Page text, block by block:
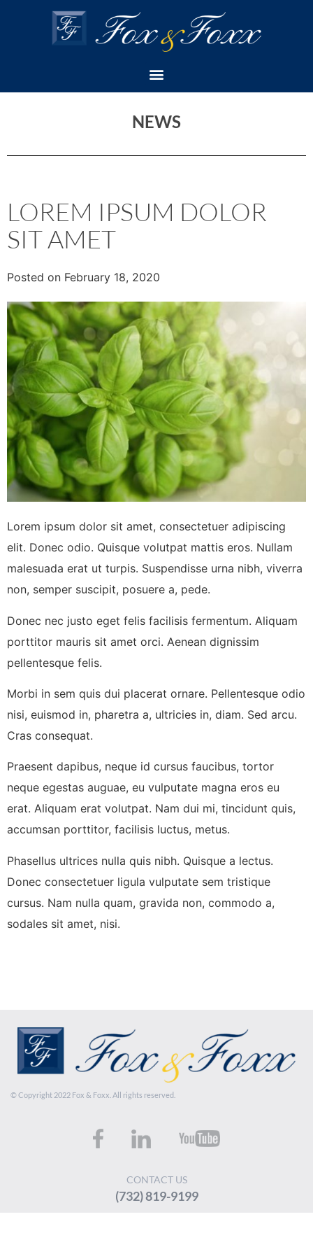
NEWS
LOREM IPSUM DOLOR
SIT AMET
Posted on February 18, 2020
Lorem ipsum dolor sit amet, consectetuer adipiscing
elit. Donec odio. Quisque volutpat mattis eros. Nullam
malesuada erat ut turpis. Suspendisse urna nibh, viverra
non, semper suscipit, posuere a, pede.
Donec nec justo eget felis facilisis fermentum. Aliquam
porttitor mauris sit amet orci. Aenean dignissim
pellentesque felis.
Morbi in sem quis dui placerat ornare. Pellentesque odio
nisi, euismod in, pharetra a, ultricies in, diam. Sed arcu.
Cras consequat.
Praesent dapibus, neque id cursus faucibus, tortor
neque egestas auguae, eu vulputate magna eros eu
erat. Aliquam erat volutpat. Nam dui mi, tincidunt quis,
accumsan porttitor, facilisis luctus, metus.
Phasellus ultrices nulla quis nibh. Quisque a lectus.
Donec consectetuer ligula vulputate sem tristique
cursus. Nam nulla quam, gravida non, commodo a,
sodales sit amet, nisi.
© Copyright 2022 Fox & Foxx. All rights reserved.
CONTACT US
(732) 819-9199